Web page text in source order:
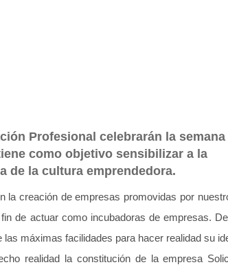
Profesional celebrarán la semana
como objetivo sensibilizar a la
de la cultura emprendedora.
la creación de empresas promovidas por
de actuar como incubadoras de empresas.
máximas facilidades para hacer realidad su
realidad la constitución de la empresa